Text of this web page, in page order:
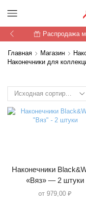
Распродажа
Главная Магазин
Наконечники для
Наконечники
«Вяз» — 2 штуки
от 979,00 ₽